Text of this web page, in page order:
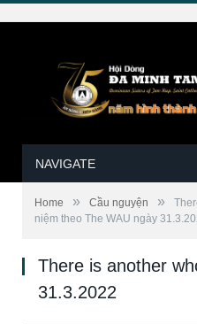
NAVIGATE
Home » Cầu nguyện »
niệm theo The WAU ngày
There is another
31.3.2022